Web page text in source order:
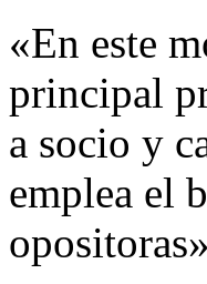
«En este
principal
a socio y
emplea el